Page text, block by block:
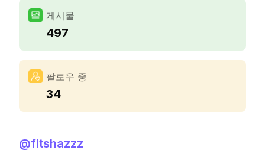
게시물
497
팔로우 중
34
@fitshazzz